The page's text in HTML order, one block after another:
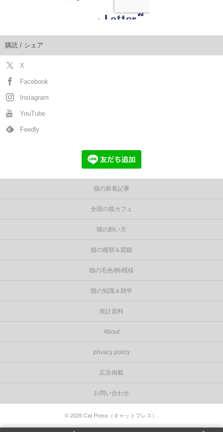
購読 / シェア
X
Facebook
Instagram
YouTube
Feedly
猫の新着記事
全国の猫カフェ
猫の飼い方
猫の種類＆図鑑
猫の毛色/柄/模様
猫の知識＆雑学
統計資料
About
privacy policy
広告掲載
お問い合わせ
© 2026 Cat Press（キャットプレス）